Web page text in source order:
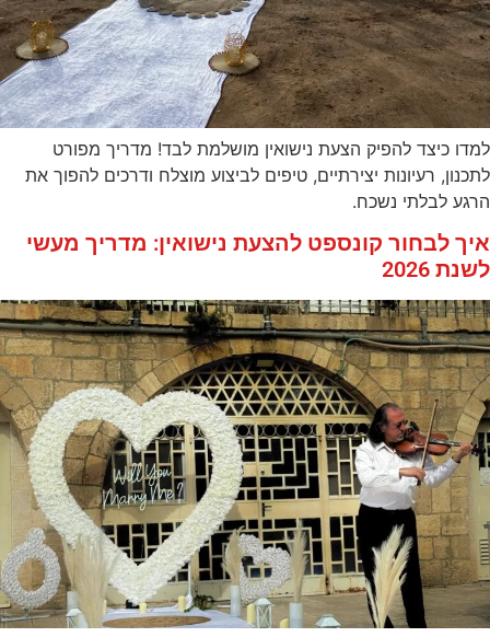
למדו כיצד להפיק הצעת נישואין מושלמת לבד! מדריך מפורט
לתכנון, רעיונות יצירתיים, טיפים לביצוע מוצלח ודרכים להפוך את
הרגע לבלתי נשכח.
איך לבחור קונספט להצעת נישואין: מדריך מעשי
לשנת 2026